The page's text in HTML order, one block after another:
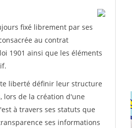
fixé librement par ses
au contrat
1901 ainsi que les éléments
liberté définir leur structure
lors de la création d'une
à travers ses statuts que
ses informations